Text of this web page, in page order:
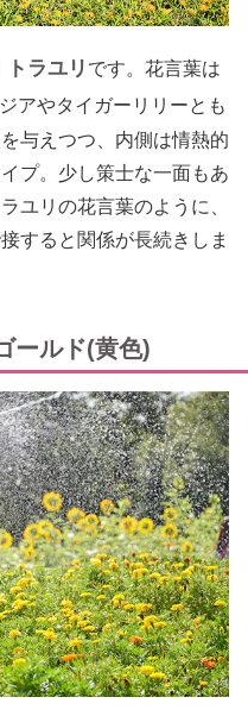
トラユリ です。花言葉は
アやタイガーリリーとも
与えつつ、内側は情熱的
プ。少し策士な一面もあ
ユリの花言葉のように、
すると関係が長続きしま
ールド(黄色)